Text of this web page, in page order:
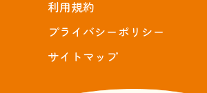
利用規約
プライバシーポリシー
サイトマップ